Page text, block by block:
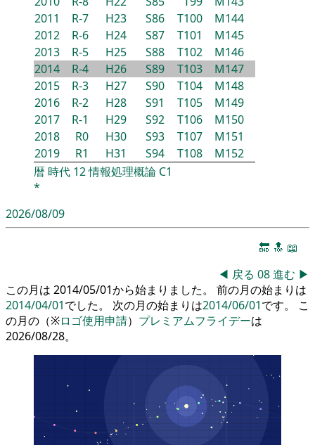
2011
R-7 H23 S86 T100
M144
2012
R-6 H24 S87 T101
M145
2013
R-5 H25 S88 T102
M146
2014
R-4 H26 S89 T103
M147
2015
R-3 H27 S90 T104
M148
2016
R-2 H28 S91 T105
M149
2017
R-1 H29 S92 T106
M150
2018
R0 H30 S93 T107
M151
2019
R1 H31 S94 T108
M152
暦 時代 12情報処理概論 C1
*
2026/08/09
🔚 🔝 📖
◀ 戻る 08進む ▶
この月は 2014/05/01から始まりました。 前の月の始まりは
2014/04/01でした。 次の月の始まりは2014/06/01です。 こ
の月の（※ロゴ使用申請） プレミアムフライデーは
2026/08/28。